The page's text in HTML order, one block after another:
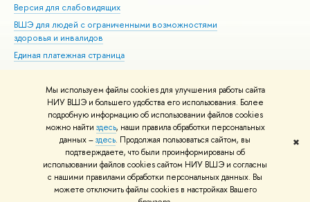
Мы используем файлы cookies для улучшения работы сайта
НИУ ВШЭ и большего удобства его использования. Более
подробную информацию об использовании файлов cookies
можно найти здесь, наши правила обработки персональных
данных –здесь. Продолжая пользоваться сайтом, вы
подтверждаете, что были проинформированы об
использовании файлов cookies сайтом НИУ ВШЭ и согласны
с нашими правилами обработки персональных данных. Вы
можете отключить файлы cookies в настройках Вашего
✖
Версия для слабовидящих
ВШЭ для людей с ограниченными возможностями
здоровья и инвалидов
Единая платежная страница
© НИУ ВШЭ 1993–2026 Адреса и контакты Условия использования
материалов Политика конфиденциальности Карта сайта
Шрифты HSE Sans и HSE Slab разработаны вШколе дизайна НИУ ВШЭ